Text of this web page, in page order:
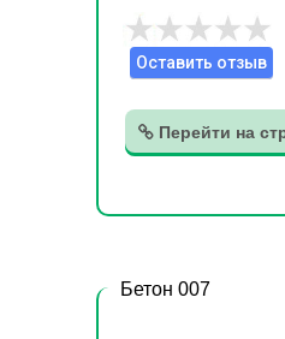
Оставить отзыв
Перейти на
Бетон 007